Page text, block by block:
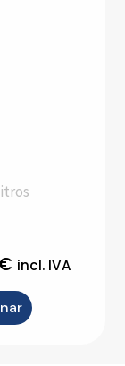
€ incl. IVA